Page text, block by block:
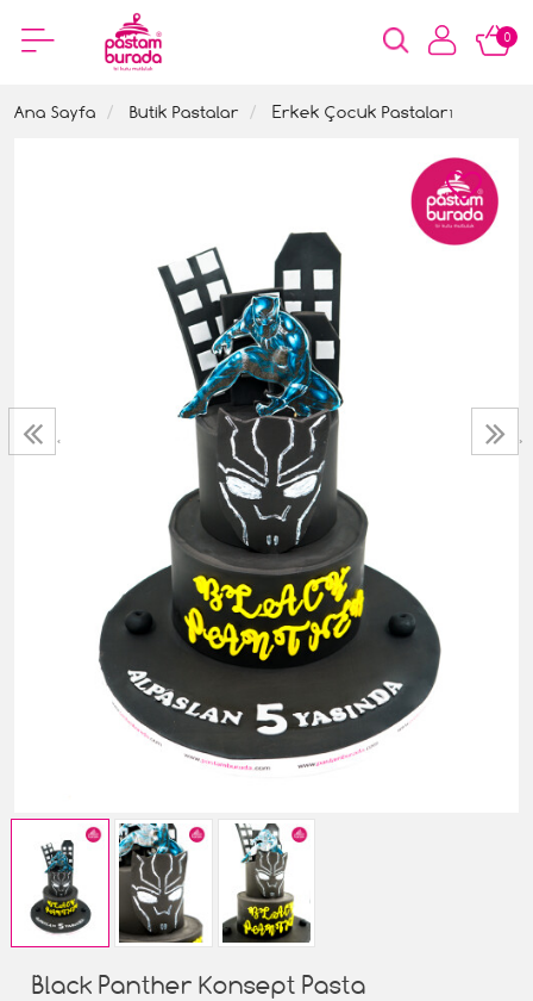
0
Ana Sayfa Butik Pastalar Erkek Çocuk Pastaları
‹ ›
Black Panther Konsept Pasta